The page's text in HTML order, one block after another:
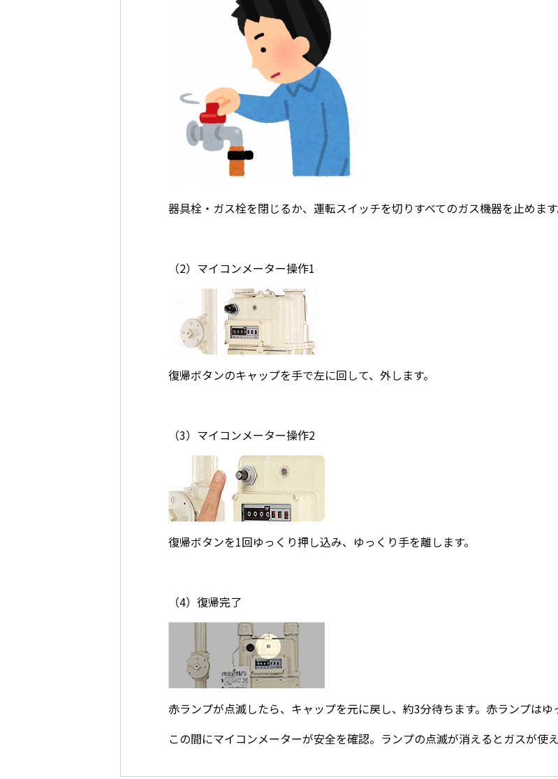
器具栓・ガス栓を閉じるか、運転スイッチを切りすべてのガス機器を止めま
（2）マイコンメーター操作1
復帰ボタンのキャップを手で左に回して、外します。
（3）マイコンメーター操作2
復帰ボタンを1回ゆっくり押し込み、ゆっくり手を離します。
（4）復帰完了
赤ランプが点滅したら、キャップを元に戻し、約3分待ちます。赤ランプはゆ
この間にマイコンメーターが安全を確認。ランプの点滅が消えるとガスが使え